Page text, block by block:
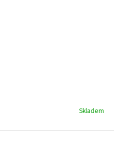
Skladem